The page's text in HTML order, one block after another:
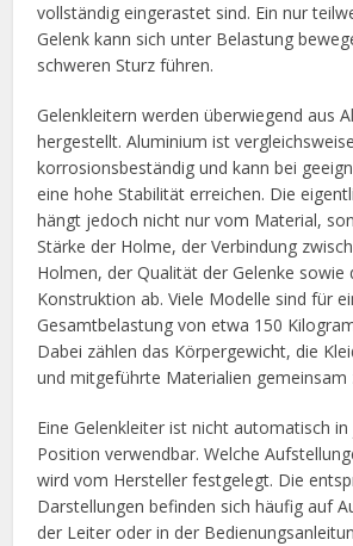
vollständig eingerastet sind. Ein nur
Gelenk kann sich unter Belastung
schweren Sturz führen.
Gelenkleitern werden überwiegend aus
hergestellt. Aluminium ist
korrosionsbeständig und kann bei
eine hohe Stabilität erreichen. Die
hängt jedoch nicht nur vom Material,
Stärke der Holme, der Verbindung
Holmen, der Qualität der Gelenke sowie
Konstruktion ab. Viele Modelle sind für
Gesamtbelastung von etwa 150
Dabei zählen das Körpergewicht, die
und mitgeführte Materialien gemeinsam
Eine Gelenkleiter ist nicht automatisch
Position verwendbar. Welche
wird vom Hersteller festgelegt. Die
Darstellungen befinden sich häufig auf
der Leiter oder in der